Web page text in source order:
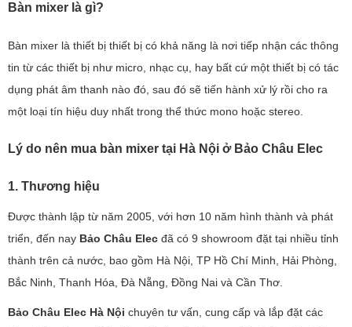
Bàn mixer là gì?
Bàn mixer là thiết bị thiết bị có khả năng là nơi tiếp nhận các thông
tin từ các thiết bị như micro, nhạc cụ, hay bất cứ một thiết bị có tác
dụng phát âm thanh nào đó, sau đó sẽ tiến hành xử lý rồi cho ra
một loại tín hiệu duy nhất trong thể thức mono hoặc stereo.
Lý do nên mua bàn mixer tại Hà Nội ở Bảo Châu Elec
1. Thương hiệu
Được thành lập từ năm 2005, với hơn 10 năm hình thành và phát
triển, đến nay Bảo Châu Elec đã có 9 showroom đặt tại nhiều tỉnh
thành trên cả nước, bao gồm Hà Nội, TP Hồ Chí Minh, Hải Phòng,
Bắc Ninh, Thanh Hóa, Đà Nẵng, Đồng Nai và Cần Thơ.
Bảo Châu Elec Hà Nội chuyên tư vấn, cung cấp và lắp đặt các